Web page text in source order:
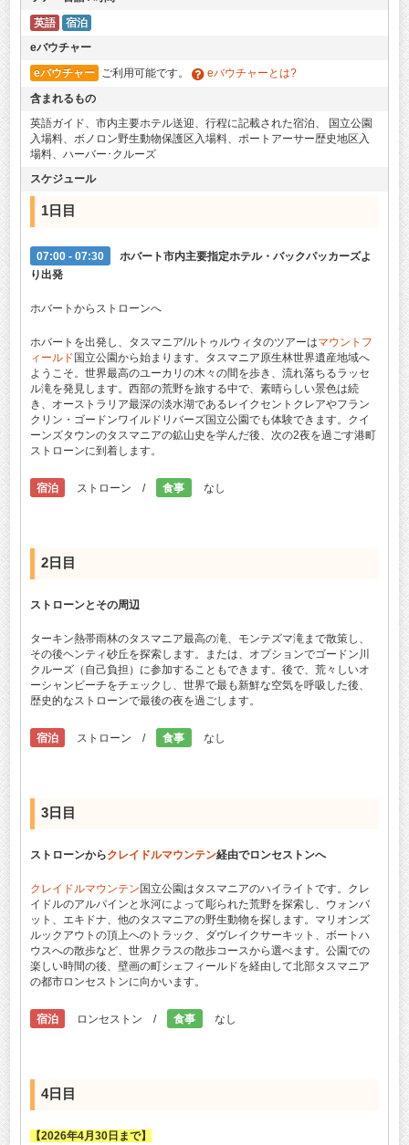
英語
宿泊
eバウチャー
eバウチャー
ご利用可能です。
eバウチャーとは?
含まれるもの
英語ガイド、市内主要ホテル送迎、行程に記載された宿泊、 国立公園
入場料、ボノロン野生動物保護区入場料、ポートアーサー歴史地区入
場料、ハーバー･クルーズ
スケジュール
1日目
07:00 - 07:30
ホバート市内主要指定ホテル・バックパッカーズよ
り出発
ホバートからストローンへ
ホバートを出発し、タスマニア/ルトゥルウィタのツアーはマウントフ
ィールド国立公園から始まります。タスマニア原生林世界遺産地域へ
ようこそ。世界最高のユーカリの木々の間を歩き、流れ落ちるラッセ
ル滝を発見します。西部の荒野を旅する中で、素晴らしい景色は続
き、オーストラリア最深の淡水湖であるレイクセントクレアやフラン
クリン・ゴードンワイルドリバーズ国立公園でも体験できます。クイ
ーンズタウンのタスマニアの鉱山史を学んだ後、次の2夜を過ごす港町
ストローンに到着します。
宿泊 ストローン / 食事 なし
2日目
ストローンとその周辺
ターキン熱帯雨林のタスマニア最高の滝、モンテズマ滝まで散策し、
その後ヘンティ砂丘を探索します。または、オプションでゴードン川
クルーズ（自己負担）に参加することもできます。後で、荒々しいオ
ーシャンビーチをチェックし、世界で最も新鮮な空気を呼吸した後、
歴史的なストローンで最後の夜を過ごします。
宿泊 ストローン / 食事 なし
3日目
ストローンからクレイドルマウンテン経由でロンセストンへ
クレイドルマウンテン国立公園はタスマニアのハイライトです。クレ
イドルのアルパインと氷河によって彫られた荒野を探索し、ウォンバ
ット、エキドナ、他のタスマニアの野生動物を探します。マリオンズ
ルックアウトの頂上へのトラック、ダヴレイクサーキット、ボートハ
ウスへの散歩など、世界クラスの散歩コースから選べます。公園での
楽しい時間の後、壁画の町シェフィールドを経由して北部タスマニア
の都市ロンセストンに向かいます。
宿泊 ロンセストン / 食事 なし
4日目
【2026年4月30日まで】